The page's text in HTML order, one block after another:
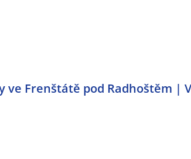
Frenštátě pod Radhoštěm |